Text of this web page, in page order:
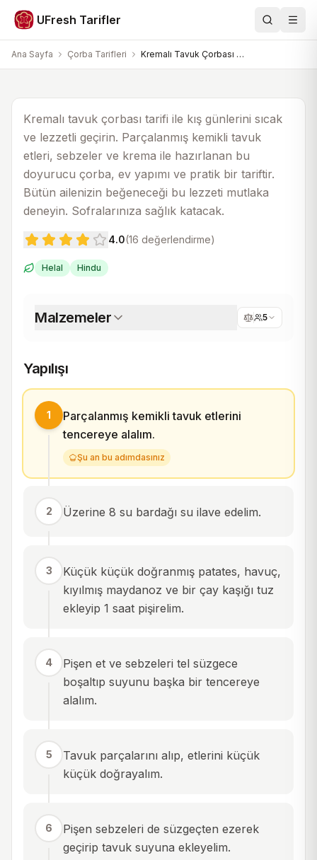
UFresh Tarifler Ara
Ana Sayfa Çorba Tarifleri Kremalı Tavuk Çorbası Tarifi
Çorba Tarifleri
Kremalı Tavuk Çorbası Tarifi
20 dk 40 dk 5
Kremalı tavuk çorbası tarifi ile kış günlerini sıcak
ve lezzetli geçirin. Parçalanmış kemikli tavuk
etleri, sebzeler ve krema ile hazırlanan bu
doyurucu çorba, ev yapımı ve pratik bir tariftir.
Bütün ailenizin beğeneceği bu lezzeti mutlaka
deneyin. Sofralarınıza sağlık katacak.
4.0(16 değerlendirme)
Helal Hindu
Malzemeler 5
Yapılışı
1
Parçalanmış kemikli tavuk etlerini
tencereye alalım.
Şu an bu adımdasınız
2 Üzerine 8 su bardağı su ilave edelim.
3
Küçük küçük doğranmış patates, havuç,
kıyılmış maydanoz ve bir çay kaşığı tuz
ekleyip 1 saat pişirelim.
4
Pişen et ve sebzeleri tel süzgece
boşaltıp suyunu başka bir tencereye
alalım.
5
Tavuk parçalarını alıp, etlerini küçük
küçük doğrayalım.
6
Pişen sebzeleri de süzgeçten ezerek
geçirip tavuk suyuna ekleyelim.